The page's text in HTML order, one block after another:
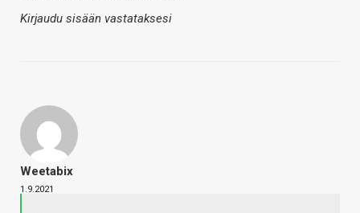
Kirjaudu sisään vastataksesi
Weetabix
1.9.2021